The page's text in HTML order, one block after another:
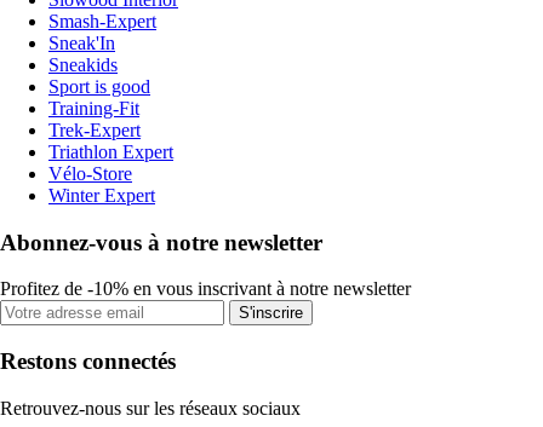
Smash-Expert
Sneak'In
Sneakids
Sport is good
Training-Fit
Trek-Expert
Triathlon Expert
Vélo-Store
Winter Expert
Abonnez-vous à notre newsletter
Profitez de -10% en vous inscrivant à notre newsletter
S'inscrire
Restons connectés
Retrouvez-nous sur les réseaux sociaux